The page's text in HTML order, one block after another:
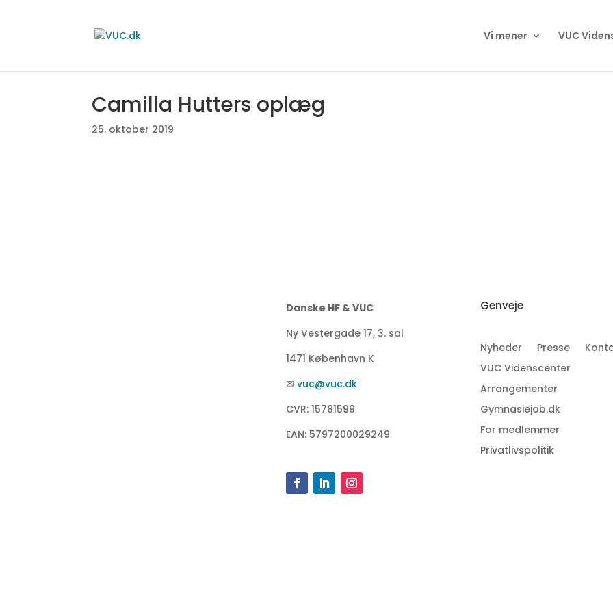
Vi mener VUC
Camilla Hutters oplæg
25. oktober 2019
Danske HF & VUC
Ny Vestergade 17, 3. sal
1471 København K
✉ vuc@vuc.dk
CVR: 15781599
EAN: 5797200029249
Genveje
Nyheder Presse
VUC Videnscenter
Arrangementer
Gymnasiejob.dk
For medlemmer
Privatlivspolitik